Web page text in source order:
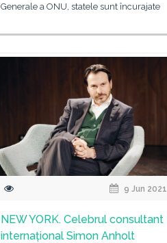
Generale a ONU, statele sunt încurajate
9 Jun 2021
NEW YORK. Celebrul consultant
internațional Simon Anholt